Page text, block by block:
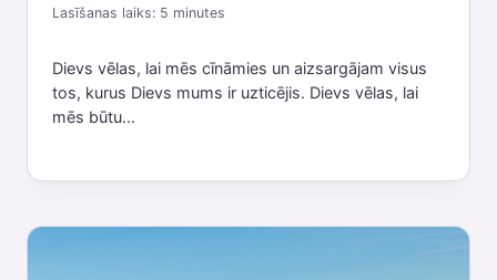
Lasīšanas laiks:5 minutes
Dievs vēlas, lai mēs cīnāmies un aizsargājam visus
tos, kurus Dievs mums ir uzticējis. Dievs vēlas, lai
mēs būtu...